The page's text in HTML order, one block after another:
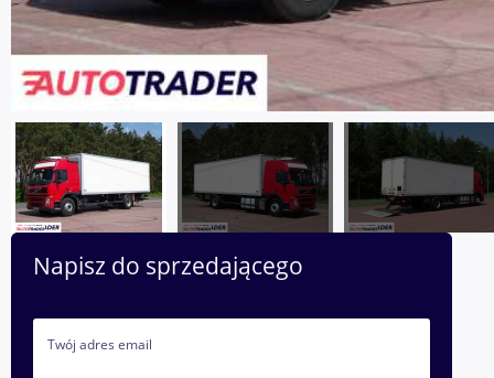
Napisz do sprzedającego
Twój adres email